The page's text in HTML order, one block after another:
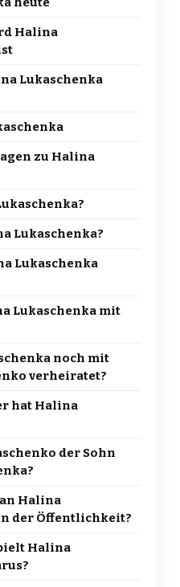
Halina
Lukaschenka
zu Halina
Lukaschenka?
Lukaschenka
Lukaschenka mit
noch mit
verheiratet?
hat Halina
der Sohn
Halina
der Öffentlichkeit?
Halina